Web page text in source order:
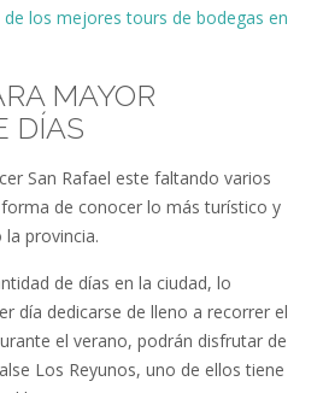
los mejores tours de bodegas en
MAYOR
DÍAS
San Rafael este faltando varios
de conocer lo más turístico y
provincia.
de días en la ciudad, lo
día dedicarse de lleno a recorrer el
el verano, podrán disfrutar de
Los Reyunos, uno de ellos tiene